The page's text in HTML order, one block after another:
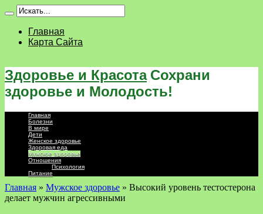
Главная
Карта Сайта
Здоровье и Красота Сохрани
здоровье и Молодость!
Главная
Болезни
В мире
Дети
Женское здоровье
Здоровая еда
Мужское здоровье
Отношения
Психология
Питание
Главная » Мужское здоровье » Высокий уровень тестостерона
делает мужчин агрессивными